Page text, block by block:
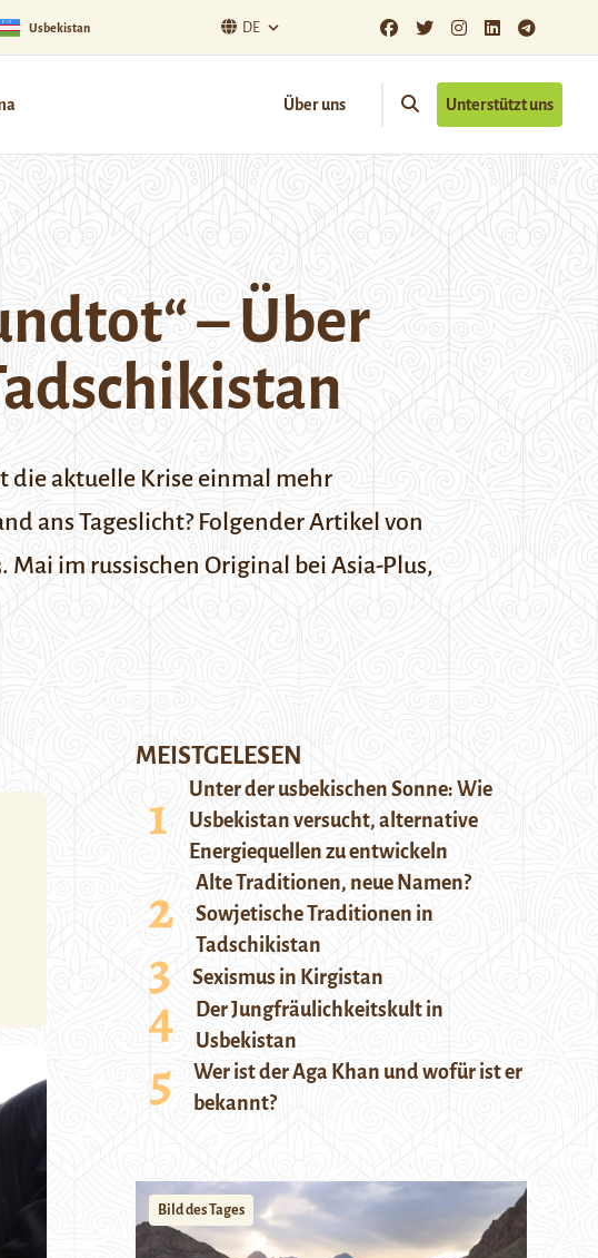
Usbekistan DE
Über uns Unterstützt uns
– Über
die aktuelle Krise einmal mehr
ans Tageslicht? Folgender Artikel von
Mai im russischen Original bei Asia-Plus,
MEISTGELESEN
Unter der usbekischen Sonne: Wie
Usbekistan versucht, alternative
Energiequellen zu entwickeln
Alte Traditionen, neue Namen?
Sowjetische Traditionen in
Tadschikistan
Sexismus in Kirgistan
Der Jungfräulichkeitskult in
Usbekistan
Wer ist der Aga Khan und wofür ist er
bekannt?
Bild des Tages